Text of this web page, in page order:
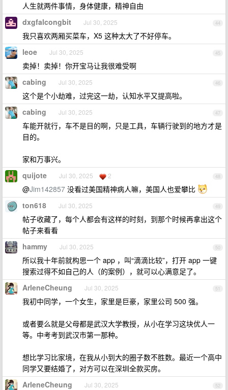
人生就两件事情，身体健康，精神自由
44
dxgfalcongbit Jul 30, 2025
我只喜欢两厢买菜车，X5 这种太大了不好停车。
45
leoe Jul 30, 2025
卖掉！卖掉！你开宝马让我很难受啊
46
cabing Jul 30, 2025
这个是个小劫难，过完这一劫，认知水平又提高啦。
47
cabing Jul 30, 2025
车能开就行，车不是目的啊，只是工具，车辆行驶到的地方才是
目的。
家和万事兴。
48
quijote Jul 30, 2025 2
@Jim142857 没看过美国精神病人嘛，美国人也爱攀比
49
ton618 Jul 30, 2025
帖子收藏了，每个人都会有这样的时刻，到那个时候再拿出这个
帖子来看看
50
hammy Jul 30, 2025
所以我十年前就构思一个 app ，叫“滴滴比较”，打开 app 一键
搜索过得不如自己的人（的案例），就可以心满意足了。
51
ArleneCheung Jul 30, 2025
我初中同学，一个女生，家里是巨豪，家里公司 500 强。
或者要么就是父母都是武汉大学教授，从小在学习这块优人一
等。中考考到武汉市第一那种。
想比学习比家境，在我从小到大的圈子数不胜数。最近一个高中
同学又要结婚了，对方可以在深圳全款买房。
52
ArleneCheung Jul 30, 2025